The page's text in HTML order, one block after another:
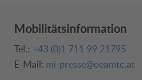
Mobilitätsinformation
Tel.: +43 (0)1 711 99 21795
E-Mail: mi-presse@oeamtc.at